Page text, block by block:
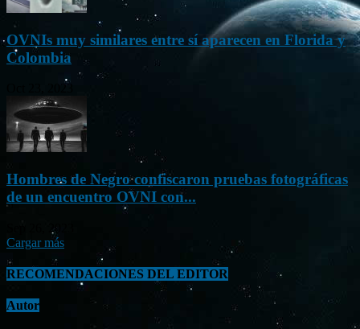
OVNIs muy similares entre sí aparecen en Florida y
Colombia
Oct 23, 2023
Hombres de Negro confiscaron pruebas fotográficas
de un encuentro OVNI con...
Sep 26, 2023
Cargar más
RECOMENDACIONES DEL EDITOR
Autor